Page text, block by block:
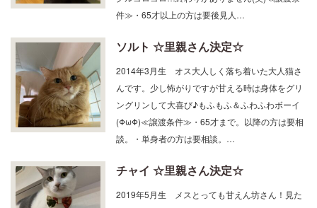
件≫・65才以上の方は要後見人…
ソルト ☆里親さん決定☆
2014年3月生 オス大人しく落ち着いた大人猫さ
んです。少し怖がりですが甘える時は身体をグリ
ングリンして大喜び♪もふもふ＆ふわふわボーイ
(ΦωΦ)≪譲渡条件≫・65才まで。以降の方は要相
談。・単身者の方は要相談。…
チャイ ☆里親さん決定☆
2019年5月生 メスとっても甘えん坊さん！見た